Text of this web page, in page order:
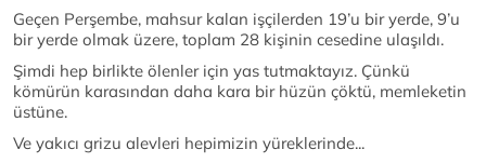
Geçen Perşembe, mahsur kalan işçilerden 19’u bir yerde, 9’u
bir yerde olmak üzere, toplam 28 kişinin cesedine ulaşıldı.
Şimdi hep birlikte ölenler için yas tutmaktayız. Çünkü
kömürün karasından daha kara bir hüzün çöktü, memleketin
üstüne.
Ve yakıcı grizu alevleri hepimizin yüreklerinde...